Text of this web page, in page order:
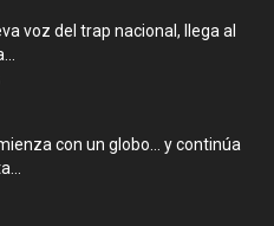
voz del trap nacional, llega al
con un globo… y continúa